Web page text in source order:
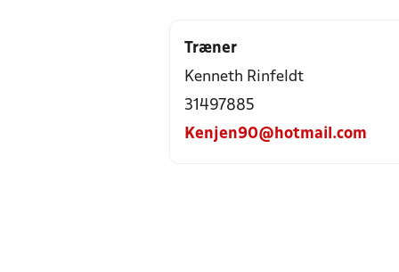
Træner
Kenneth Rinfeldt
31497885
Kenjen90@hotmail.com